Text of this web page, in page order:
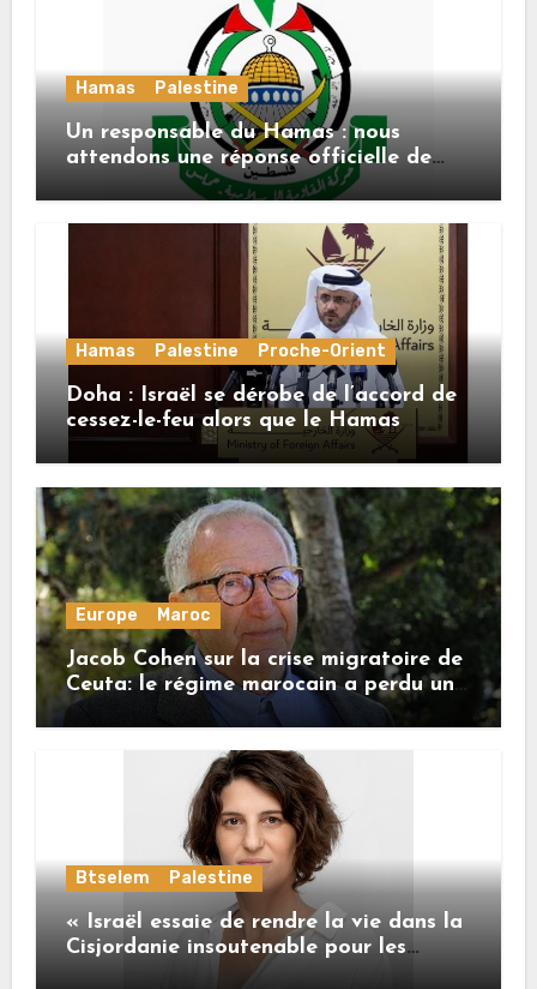
Hamas Palestine
Un responsable du Hamas : nous
attendons une réponse officielle de
Mladenov concernant la feuille de
Hamas Palestine Proche-Orient
Doha : Israël se dérobe de l’accord de
cessez-le-feu alors que le Hamas
honore ses engagements
Europe Maroc
Jacob Cohen sur la crise migratoire de
Ceuta: le régime marocain a perdu une
bonne part de sa crédibilité vis-à-vis
de l’Union européenne
Btselem Palestine
« Israël essaie de rendre la vie dans la
Cisjordanie insoutenable pour les